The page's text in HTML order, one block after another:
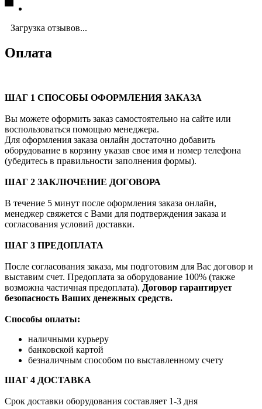
Загрузка отзывов...
Оплата
ШАГ 1 СПОСОБЫ ОФОРМЛЕНИЯ ЗАКАЗА
Вы можете оформить заказ самостоятельно на сайте или
воспользоваться помощью менеджера.
Для оформления заказа онлайн достаточно добавить
оборудование в корзину указав свое имя и номер телефона
(убедитесь в правильности заполнения формы).
ШАГ 2 ЗАКЛЮЧЕНИЕ ДОГОВОРА
В течение 5 минут после оформления заказа онлайн,
менеджер свяжется с Вами для подтверждения заказа и
согласования условий доставки.
ШАГ 3 ПРЕДОПЛАТА
После согласования заказа, мы подготовим для Вас договор и
выставим счет. Предоплата за оборудование 100% (также
возможна частичная предоплата). Договор гарантирует
безопасность Ваших денежных средств.
Способы оплаты:
наличными курьеру
банковской картой
безналичным способом по выставленному счету
ШАГ 4 ДОСТАВКА
Срок доставки оборудования составляет 1-3 дня